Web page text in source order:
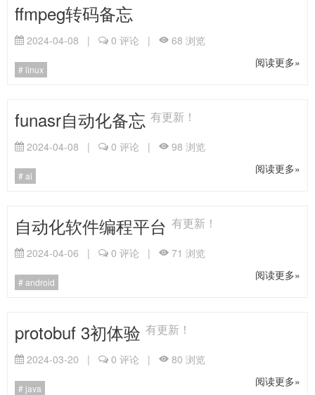
ffmpeg转码备忘
2024-04-08 | 0 评论 | 68 浏览
linux
阅读更多»
funasr自动化备忘 有更新！
2024-04-08 | 0 评论 | 98 浏览
ai
阅读更多»
自动化软件编程平台 有更新！
2024-04-06 | 0 评论 | 71 浏览
android
阅读更多»
protobuf 3初体验 有更新！
2024-03-20 | 0 评论 | 80 浏览
java
阅读更多»